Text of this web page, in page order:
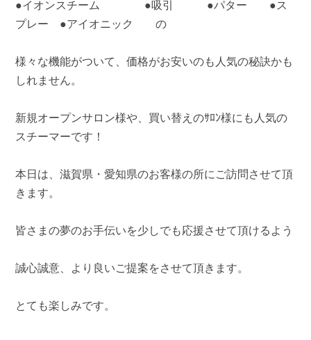
●イオンスチーム ●吸引 ●パター ●ス
プレー ●アイオニック の
様々な機能がついて、価格がお安いのも人気の秘訣かも
しれません。
新規オープンサロン様や、買い替えのｻﾛﾝ様にも人気の
スチーマーです！
本日は、滋賀県・愛知県のお客様の所にご訪問させて頂
きます。
皆さまの夢のお手伝いを少しでも応援させて頂けるよう
誠心誠意、より良いご提案をさせて頂きます。
とても楽しみです。